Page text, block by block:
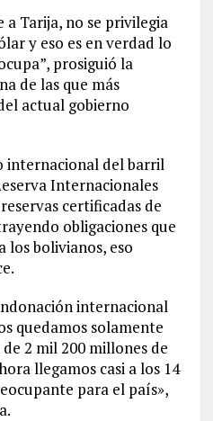
a Tarija, no se privilegia
y eso es en verdad lo
prosiguió la
de las que más
actual gobierno
internacional del barril
Internacionales
certificadas de
obligaciones que
los bolivianos, eso
internacional
quedamos solamente
2 mil 200 millones de
llegamos casi a los 14
para el país»,